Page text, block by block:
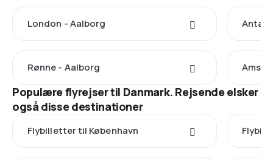
London - Aalborg
Rønne - Aalborg
Populære flyrejser til Danmark. Rejsende elsker
også disse destinationer
Flybilletter til København